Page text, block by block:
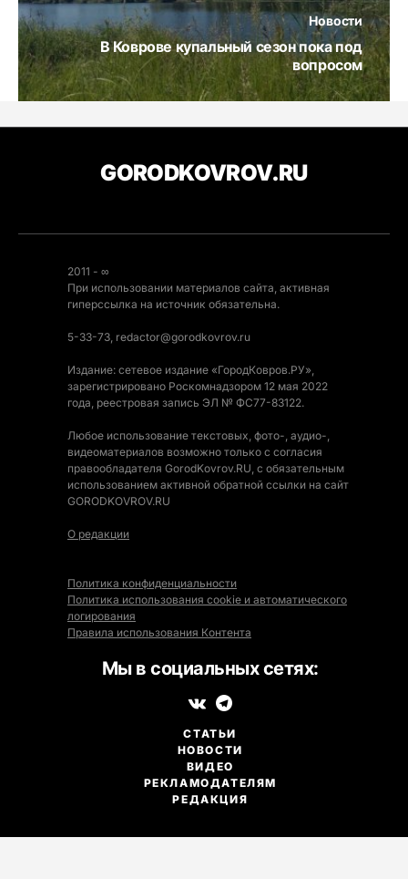
Новости
В Коврове купальный сезон пока под
вопросом
GORODKOVROV.RU
2011 - ∞
При использовании материалов сайта, активная
гиперссылка на источник обязательна.
5-33-73, redactor@gorodkovrov.ru
Издание: сетевое издание «ГородКовров.РУ»,
зарегистрировано Роскомнадзором 12 мая 2022
года, реестровая запись ЭЛ № ФС77-83122.
Любое использование текстовых, фото-, аудио-,
видеоматериалов возможно только с согласия
правообладателя GorodKovrov.RU, с обязательным
использованием активной обратной ссылки на сайт
GORODKOVROV.RU
О редакции
Политика конфиденциальности
Политика использования cookie и автоматического
логирования
Правила использования Контента
Мы в социальных сетях:
СТАТЬИ
НОВОСТИ
ВИДЕО
РЕКЛАМОДАТЕЛЯМ
РЕДАКЦИЯ